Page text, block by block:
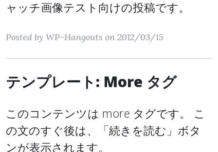
ャッチ画像テスト向けの投稿です。
Posted by WP-Hangouts on 2012/03/15
テンプレート: More タグ
このコンテンツは more タグです。 こ
の文のすぐ後は、「続きを読む」ボタ
ンが表示されます。